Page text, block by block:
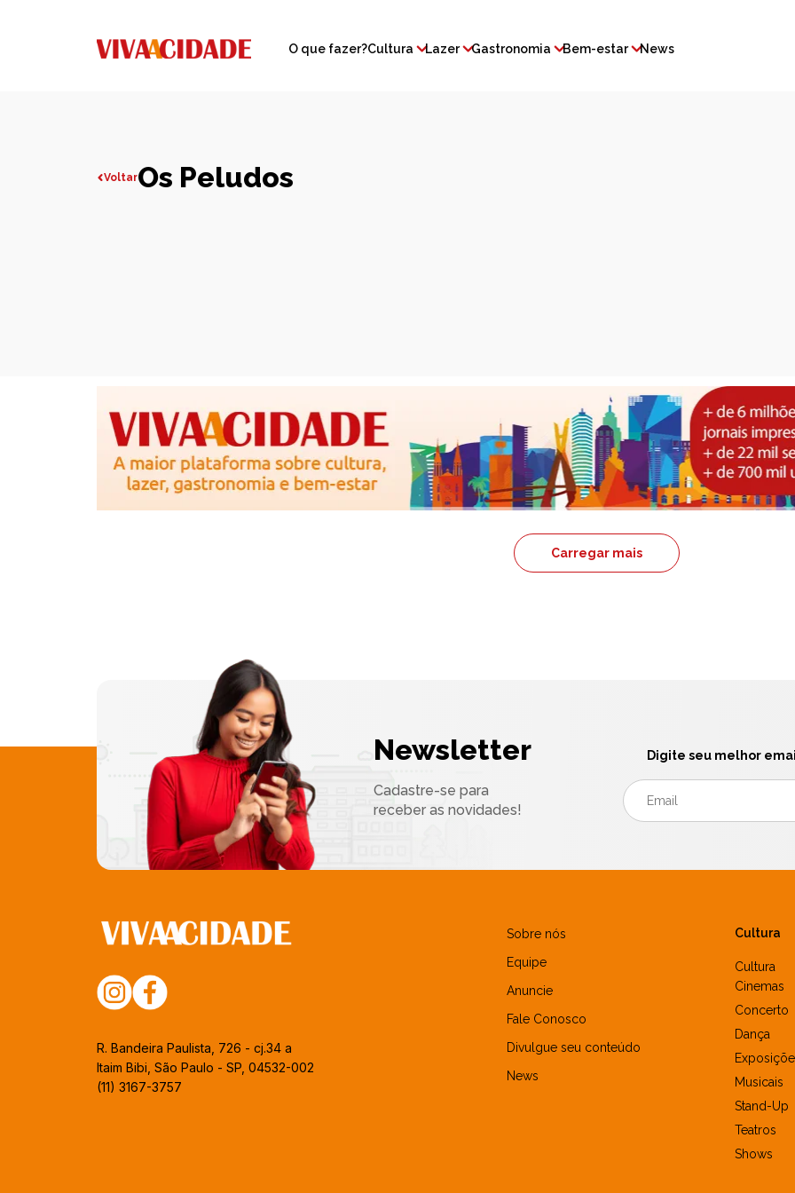
O que fazer?Cultura Lazer Gastronomia Bem-estar News
VoltarOs Peludos
Carregar mais
Newsletter
Cadastre-se para
receber as novidades!
Digite seu melhor
R. Bandeira Paulista, 726 - cj.34 a
Itaim Bibi, São Paulo - SP, 04532-002
(11) 3167-3757
Sobre nós
Equipe
Anuncie
Fale Conosco
Divulgue seu conteúdo
News
Cultura
Cultura
Cinemas
Concerto
Dança
Musicais
Stand-Up
Teatros
Shows